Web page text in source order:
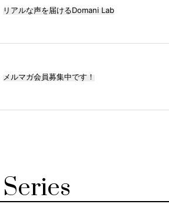
リアルな声を届けるDomani Lab
メルマガ会員募集中です！
Series